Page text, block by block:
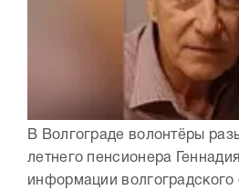
В Волгограде волонтёры
летнего пенсионера
информации волгоградского